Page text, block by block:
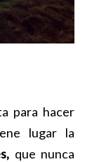
para hacer
lugar la
que nunca